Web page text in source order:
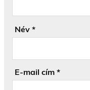
Név *
E-mail cím *